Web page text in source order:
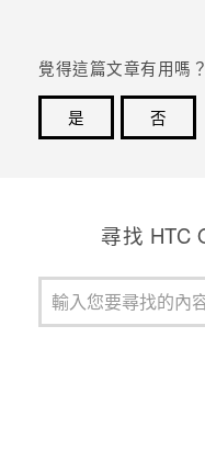
覺得這篇文章有用嗎？
是
否
尋找 HTC